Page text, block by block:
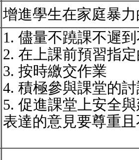
增進學生在家庭暴
1. 儘量不蹺課不遲
2. 在上課前預習指
3. 按時繳交作業
4. 積極參與課堂的
5. 促進課堂上安全
表達的意見要尊重